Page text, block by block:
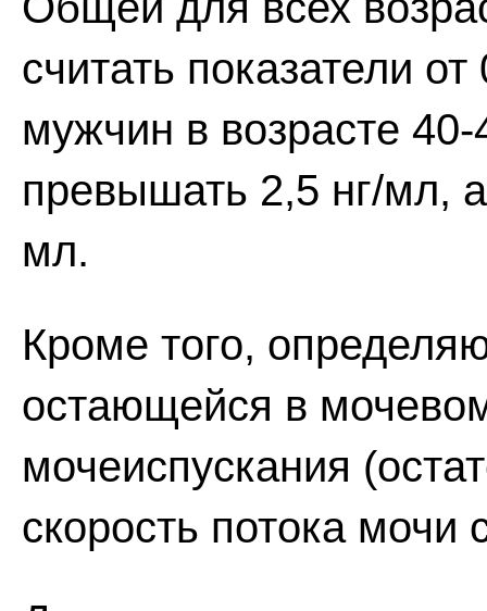
считать показатели
мужчин в возрасте
превышать 2,5 нг/мл,
мл.
Кроме того,
остающейся в
мочеиспускания
скорость потока